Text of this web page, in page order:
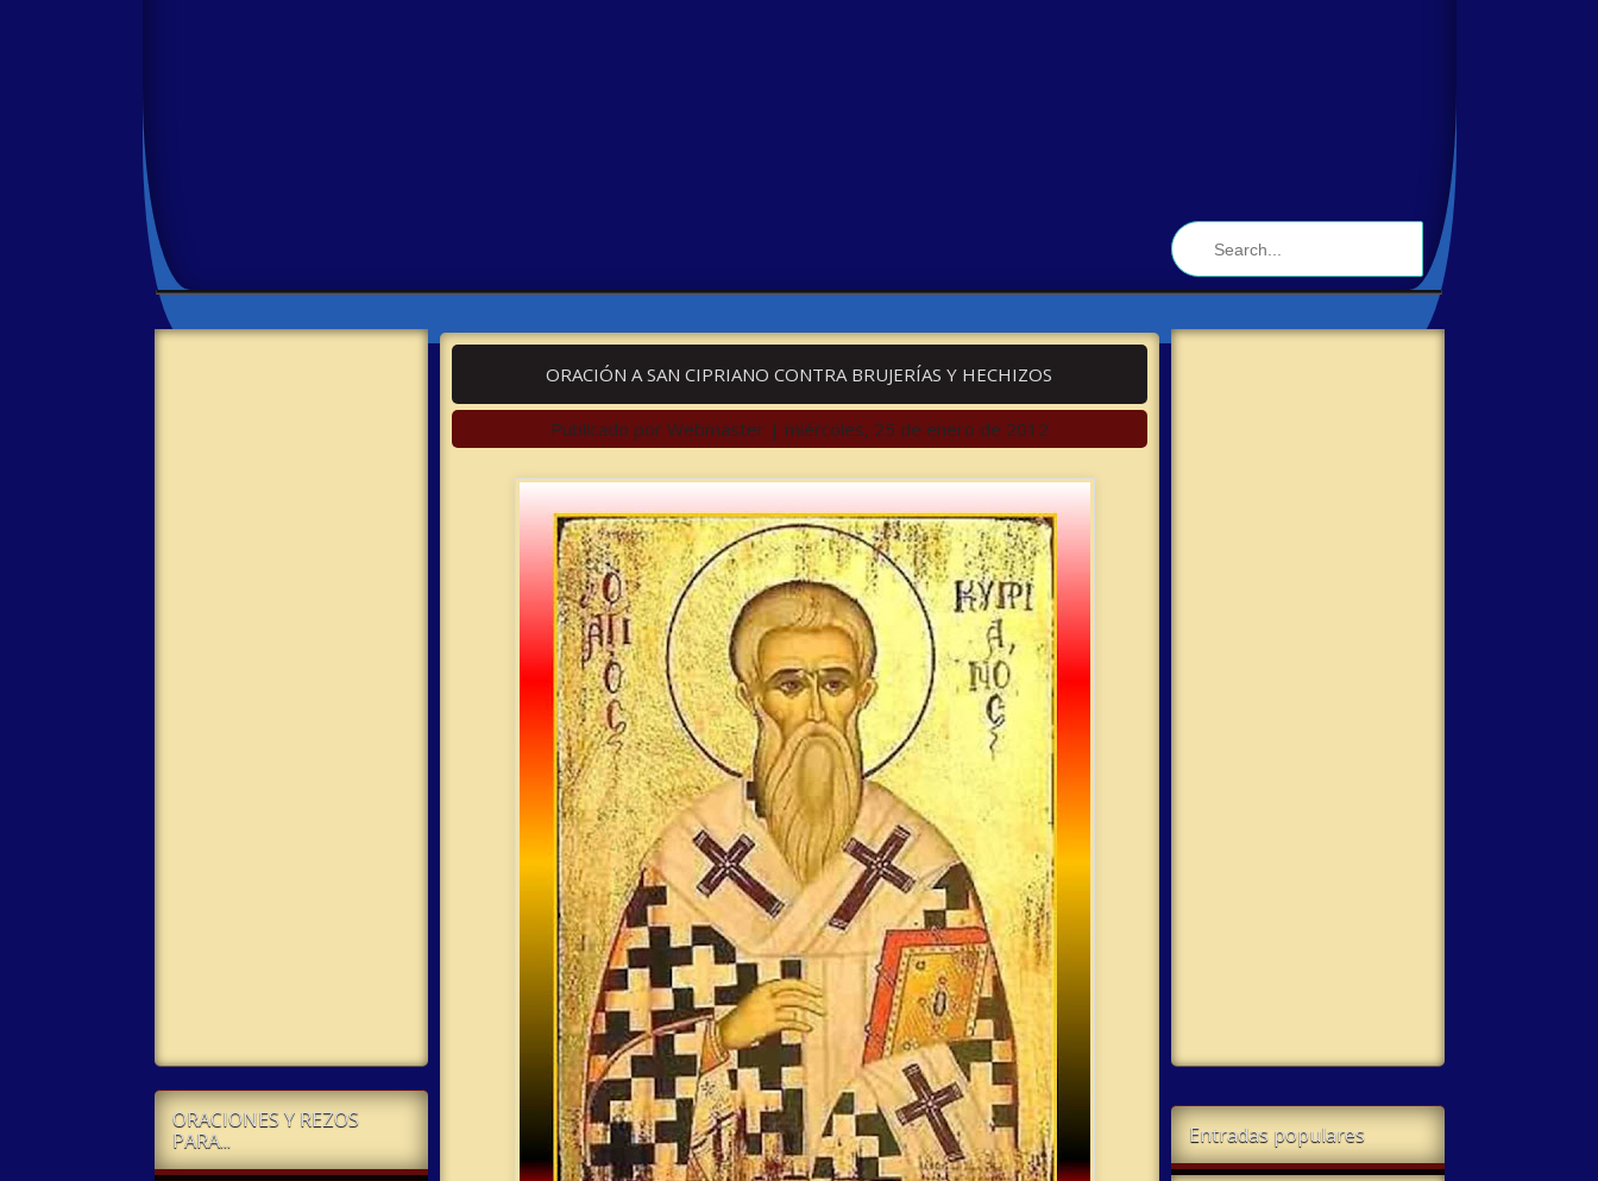
ORACIONES Y REZOS
PARA...
ORACIÓN A SAN CIPRIANO CONTRA BRUJERÍAS Y HECHIZOS
Publicado por Webmaster | miércoles, 25 de enero de 2012
Entradas populares